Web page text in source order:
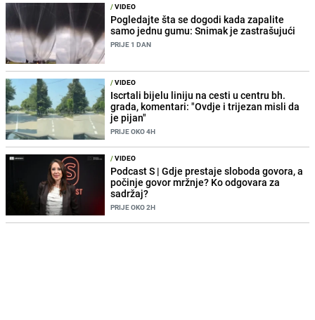
/VIDEO
Pogledajte šta se dogodi kada zapalite
samo jednu gumu: Snimak je zastrašujući
PRIJE 1 DAN
/VIDEO
Iscrtali bijelu liniju na cesti u centru bh.
grada, komentari: "Ovdje i trijezan misli da
je pijan"
PRIJE OKO 4H
/VIDEO
Podcast S | Gdje prestaje sloboda govora, a
počinje govor mržnje? Ko odgovara za
sadržaj?
PRIJE OKO 2H